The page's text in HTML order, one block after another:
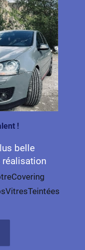
!
belle
réalisation